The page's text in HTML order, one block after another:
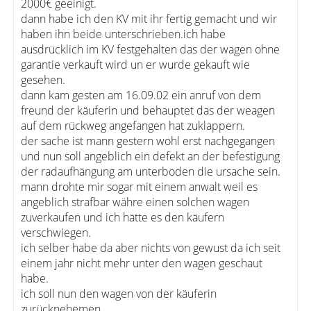
2000€ geeinigt.
dann habe ich den KV mit ihr fertig gemacht und wir
haben ihn beide unterschrieben.ich habe
ausdrücklich im KV festgehalten das der wagen ohne
garantie verkauft wird un er wurde gekauft wie
gesehen.
dann kam gesten am 16.09.02 ein anruf von dem
freund der käuferin und behauptet das der weagen
auf dem rückweg angefangen hat zuklappern.
der sache ist mann gestern wohl erst nachgegangen
und nun soll angeblich ein defekt an der befestigung
der radaufhängung am unterboden die ursache sein.
mann drohte mir sogar mit einem anwalt weil es
angeblich strafbar währe einen solchen wagen
zuverkaufen und ich hätte es den käufern
verschwiegen.
ich selber habe da aber nichts von gewust da ich seit
einem jahr nicht mehr unter den wagen geschaut
habe.
ich soll nun den wagen von der käuferin